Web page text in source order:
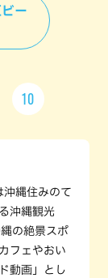
ー
10
沖縄住みのて
沖縄観光
の絶景スポ
フェやおい
動画」とし